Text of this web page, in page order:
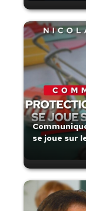
se joue sur